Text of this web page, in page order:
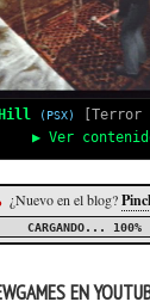
(PSX)
[Terror
▶ Ver
¿Nuevo en el blog?
CARGANDO... 100%
EN